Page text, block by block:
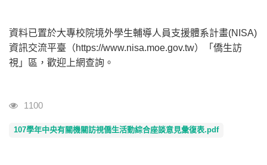
資料已置於大專校院境外學生輔導人員支援體系計畫(NISA)
資訊交流平臺（https://www.nisa.moe.gov.tw）「僑生訪
視」區，歡迎上網查詢。
瀏覽人次
1100
107學年中央有關機關訪視僑生活動綜合座談意見彙復表.pdf